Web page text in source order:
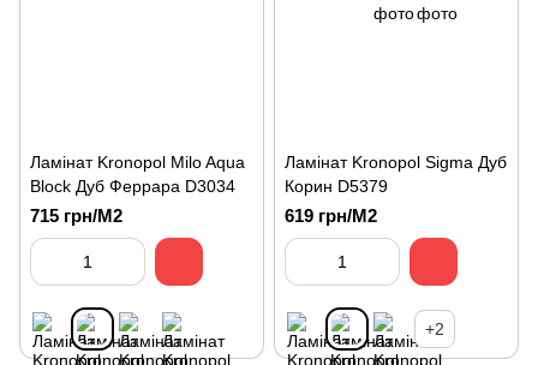
Ламінат Kronopol Milo Aqua
Block Дуб Феррара D3034
715 грн/М2
Ламінат Kronopol Sigma Дуб
Корин D5379
619 грн/М2
+2